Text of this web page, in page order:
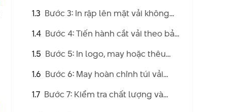
1.3 Bước 3: In rập lên mặt vải không
1.4 Bước 4: Tiến hành cắt vải theo bản
1.5 Bước 5: In logo, may hoặc thêu
1.6 Bước 6: May hoàn chỉnh túi vải
1.7 Bước 7: Kiểm tra chất lượng và